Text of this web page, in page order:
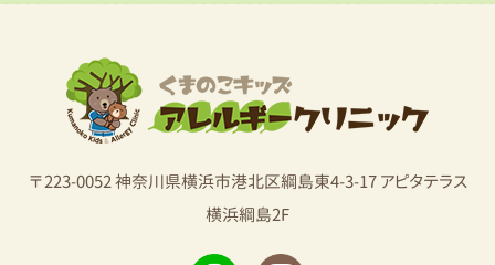
〒223-0052 神奈川県横浜市港北区綱島東4-3-17 アピタテラス
横浜綱島2F